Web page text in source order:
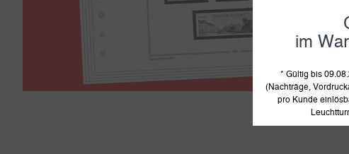
im
* Gültig bis
(Nachträge,
pro Kunde